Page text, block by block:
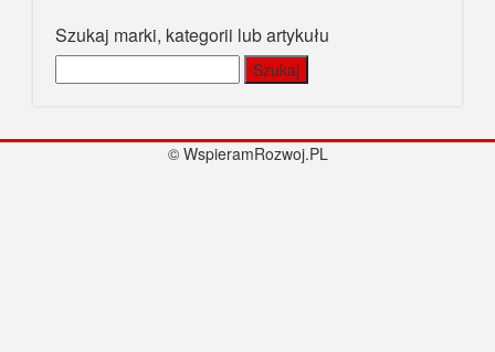
Szukaj marki, kategorii lub artykułu
© WspieramRozwoj.PL